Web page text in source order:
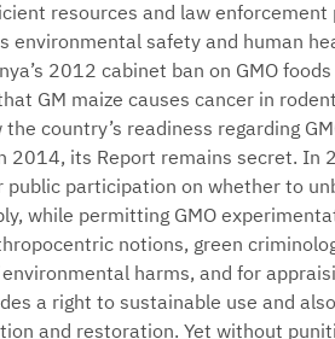
resources and law enforcement
environmental safety and human
2012 cabinet ban on GMO
GM maize causes cancer in
country’s readiness regarding
2014, its Report remains secret. In
participation on whether to
while permitting GMO
notions, green
harms, and for
a right to sustainable use and
and restoration. Yet without